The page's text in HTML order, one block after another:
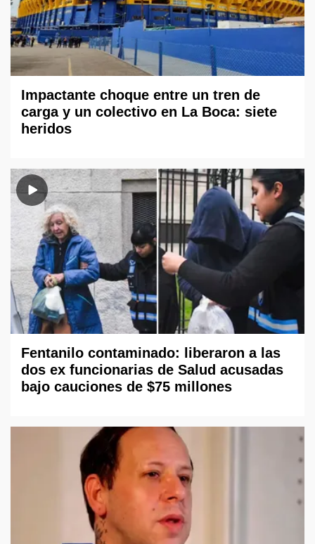
Impactante choque entre un tren de
carga y un colectivo en La Boca: siete
heridos
Fentanilo contaminado: liberaron a las
dos ex funcionarias de Salud acusadas
bajo cauciones de $75 millones